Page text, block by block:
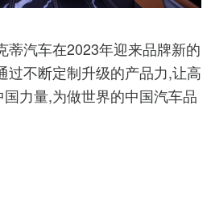
蒂汽车在2023年迎来品牌新的
过不断定制升级的产品力,让高
力量,为做世界的中国汽车品